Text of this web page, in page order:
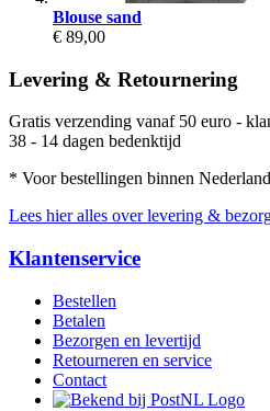
Blouse sand
€ 89,00
Levering & Retournering
Gratis verzending vanaf 50 euro -
38 - 14 dagen bedenktijd
* Voor bestellingen binnen Nederland
Lees hier alles over levering &
Klantenservice
Bestellen
Betalen
Bezorgen en levertijd
Retourneren en service
Contact